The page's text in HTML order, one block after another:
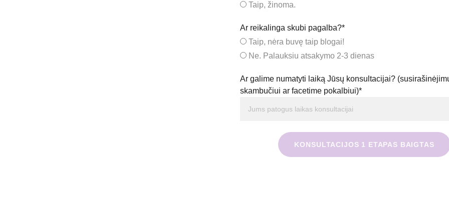
Taip, žinoma.
Ar reikalinga skubi pagalba?*
Taip, nėra buvę taip blogai!
Ne. Palauksiu atsakymo 2-3 dienas
Ar galime numatyti laiką Jūsų konsultacijai?
skambučiui ar facetime pokalbiui)*
KONSULTACIJOS 1 ETAPAS BAIGTAS